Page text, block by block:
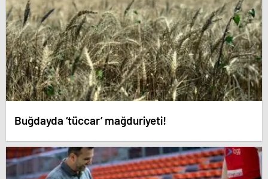
Buğdayda ‘tüccar’ mağduriyeti!